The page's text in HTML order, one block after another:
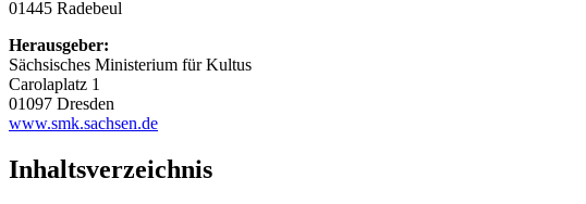
01445 Radebeul
Herausgeber:
Sächsisches Ministerium für Kultus
Carolaplatz 1
01097 Dresden
www.smk.sachsen.de
Inhaltsverzeichnis